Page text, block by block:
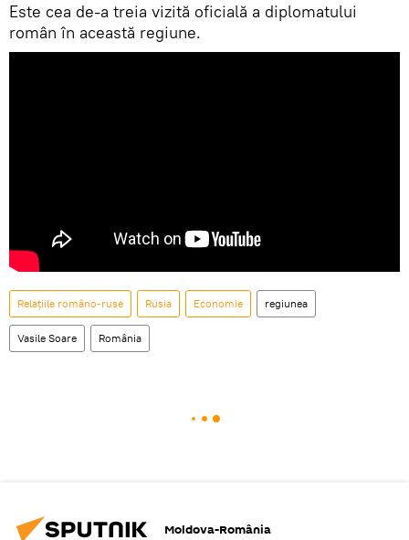
Este cea de-a treia vizită oficială a diplomatului
român în această regiune.
Relațiile româno-ruse Rusia Economie regiunea
Vasile Soare România
Moldova-România